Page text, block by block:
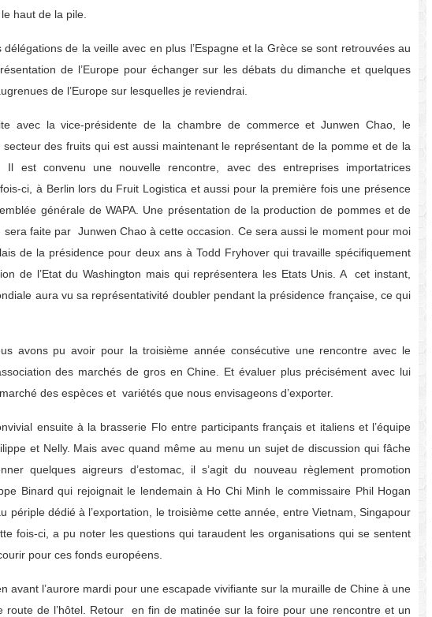
haut de la pile.
délégations de la veille avec en plus l’Espagne et la Grèce se sont retrouvées au
de l’Europe pour échanger sur les débats du dimanche et quelques
de l’Europe sur lesquelles je reviendrai.
avec la vice-présidente de la chambre de commerce et Junwen Chao, le
secteur des fruits qui est aussi maintenant le représentant de la pomme et de la
Il est convenu une nouvelle rencontre, avec des entreprises importatrices
ci, à Berlin lors du Fruit Logistica et aussi pour la première fois une présence
générale de WAPA. Une présentation de la production de pommes et de
sera faite par Junwen Chao à cette occasion. Ce sera aussi le moment pour moi
de la présidence pour deux ans à Todd Fryhover qui travaille spécifiquement
de l’Etat du Washington mais qui représentera les Etats Unis. A cet instant,
aura vu sa représentativité doubler pendant la présidence française, ce qui
avons pu avoir pour la troisième année consécutive une rencontre avec le
des marchés de gros en Chine. Et évaluer plus précisément avec lui
des espèces et variétés que nous envisageons d’exporter.
ensuite à la brasserie Flo entre participants français et italiens et l’équipe
et Nelly. Mais avec quand même au menu un sujet de discussion qui fâche
quelques aigreurs d’estomac, il s’agit du nouveau règlement promotion
Binard qui rejoignait le lendemain à Ho Chi Minh le commissaire Phil Hogan
périple dédié à l’exportation, le troisième cette année, entre Vietnam, Singapour
fois-ci, a pu noter les questions qui taraudent les organisations qui se sentent
pour ces fonds européens.
avant l’aurore mardi pour une escapade vivifiante sur la muraille de Chine à une
route de l’hôtel. Retour en fin de matinée sur la foire pour une rencontre et un